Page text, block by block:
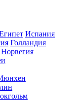
Испания
Голландия
Норвегия